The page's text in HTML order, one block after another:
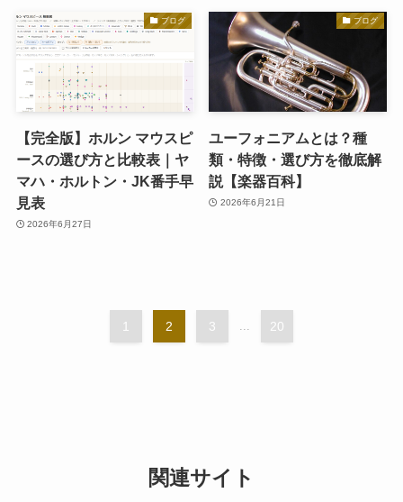
ブログ
【完全版】ホルン マウスピ
ースの選び方と比較表｜ヤ
マハ・ホルトン・JK番手早
見表
2026年6月27日
ブログ
ユーフォニアムとは？種
類・特徴・選び方を徹底解
説【楽器百科】
2026年6月21日
1 2 3 ... 20
関連サイト